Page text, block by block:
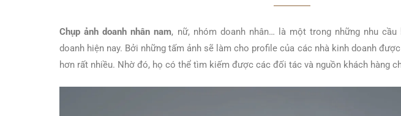
Chụp ảnh doanh nhân nam, nữ, nhóm doanh nhân… là một trong những nhu
doanh hiện nay. Bởi những tấm ảnh sẽ làm cho profile của các nhà kinh doanh
hơn rất nhiều. Nhờ đó, họ có thể tìm kiếm được các đối tác và nguồn khách hàng